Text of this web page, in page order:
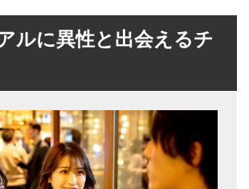
ルに異性と出会えるチ